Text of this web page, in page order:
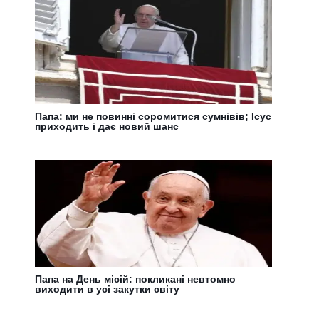
Папа: ми не повинні соромитися сумнівів; Ісус
приходить і дає новий шанс
Папа на День місій: покликані невтомно
виходити в усі закутки світу